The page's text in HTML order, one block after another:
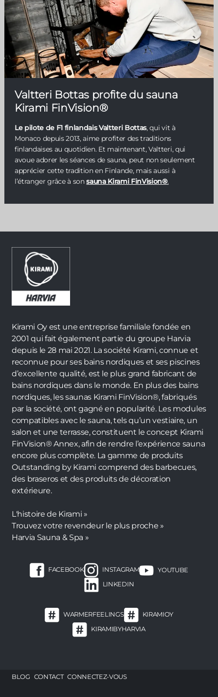
Valtteri Bottas profite du sauna
Kirami FinVision®
Le pilote de F1 finlandais Valtteri Bottas, qui vit à
Monaco depuis 2013, aime profiter des traditions
finlandaises au quotidien. Et maintenant, Valtteri, qui
avoue adorer les séances de sauna, peut non seulement
apprécier cette tradition en Finlande, mais aussi à
l’étranger grâce à sonsauna Kirami FinVision®.
Kirami Oy est une entreprise familiale fondée en
2001 qui fait également partie du groupe Harvia
depuis le 28 mai 2021. La société Kirami, connue et
reconnue pour ses bains nordiques et ses piscines
d’excellente qualité, est le plus grand fabricant de
bains nordiques dans le monde. En plus des bains
nordiques, les saunas Kirami FinVision®, fabriqués
par la société, ont gagné en popularité. Les modules
compatibles avec le sauna, tels qu’un vestiaire, un
salon et une terrasse, constituent le concept Kirami
FinVision® Annex, afin de rendre l’expérience sauna
encore plus complète. La gamme de produits
Outstanding by Kirami comprend des barbecues,
des braseros et des produits de décoration
extérieure.
L'histoire de Kirami »
Trouvez votre revendeur le plus proche »
Harvia Sauna & Spa »
FACEBOOK INSTAGRAM
YOUTUBE
LINKEDIN
WARMERFEELINGS
KIRAMIOY
KIRAMIBYHARVIA
BLOG CONTACT CONNECTEZ-VOUS